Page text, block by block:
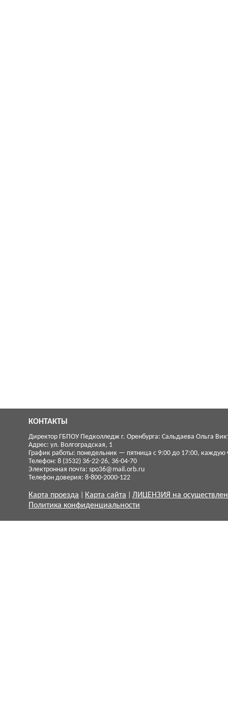
КОНТАКТЫ
Директор ГБПОУ Педколледж г. Оренбурга: Сальдаева Ольга
Адрес: ул. Волгоградская, 1
График работы: понедельник — пятница с 9:00 до 17:00, каждую
Телефон: 8 (3532) 36-22-26, 36-04-70
Электронная почта: spo36@mail.orb.ru
Телефон доверия: 8-800-2000-122
Карта проезда Карта сайта
ЛИЦЕНЗИЯ на
Политика конфиденциальности